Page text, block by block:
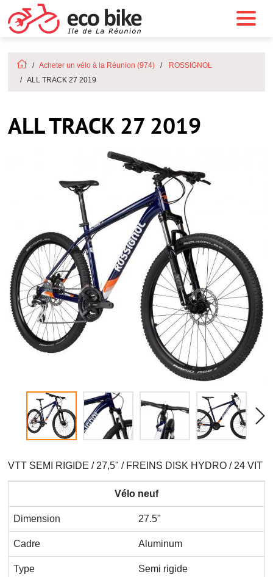
Acheter un vélo à la Réunion (974)
ROSSIGNOL
ALL TRACK 27 2019
ALL TRACK 27 2019
VTT SEMI RIGIDE / 27,5" / FREINS DISK HYDRO / 24 VIT
Vélo neuf
Dimension 27.5"
Cadre Aluminum
Type Semi rigide